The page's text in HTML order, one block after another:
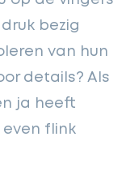
bezig
van hun
details? Als
ja heeft
flink